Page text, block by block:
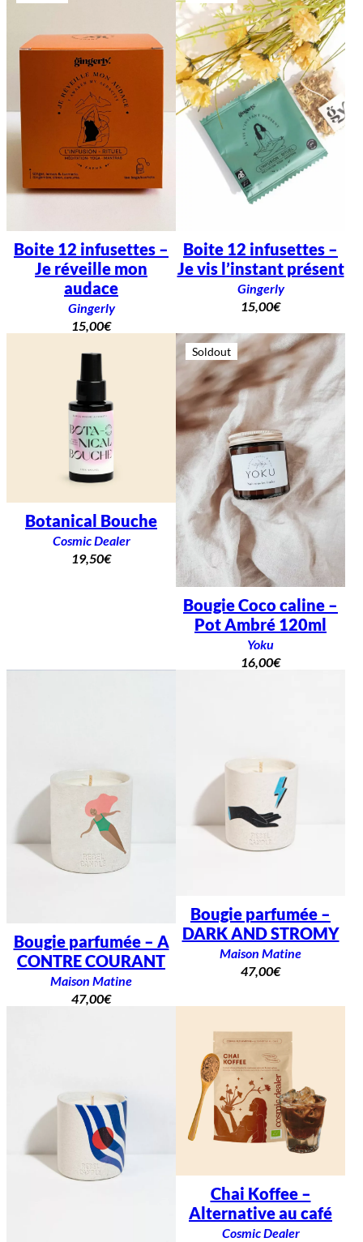
Boite 12 infusettes –
Je réveille mon
audace
Gingerly
15,00€
Boite 12 infusettes –
Je vis l’instant présent
Gingerly
15,00€
Botanical Bouche
Cosmic Dealer
19,50€
Soldout
Bougie Coco caline –
Pot Ambré 120ml
Yoku
16,00€
Bougie parfumée – A
CONTRE COURANT
Maison Matine
47,00€
Bougie parfumée –
DARK AND STROMY
Maison Matine
47,00€
Chai Koffee –
Alternative au café
Cosmic Dealer